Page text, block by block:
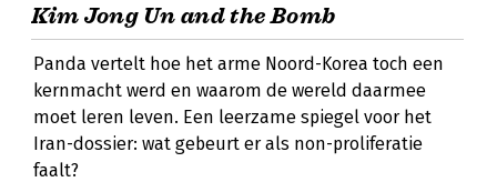
Kim Jong Un and the Bomb
Panda vertelt hoe het arme Noord-Korea toch een
kernmacht werd en waarom de wereld daarmee
moet leren leven. Een leerzame spiegel voor het
Iran-dossier: wat gebeurt er als non-proliferatie
faalt?